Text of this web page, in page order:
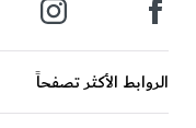
الأكثر تصفحاً